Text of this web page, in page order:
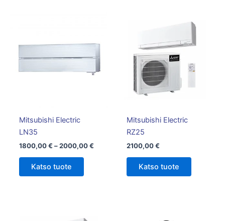
Mitsubishi Electric
LN35
1800,00€ – 2000,00€
Katso tuote
muunnelma.
Voit
Mitsubishi Electric
RZ25
2100,00€
Katso tuote